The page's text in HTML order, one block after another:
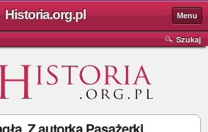
Historia.org.pl Menu
Szukaj